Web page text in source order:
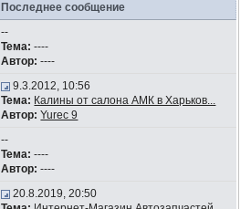
Последнее сообщение
--
Тема: ----
Автор: ----
9.3.2012, 10:56
Тема: Калины от салона АМК в Харьков...
Автор: Yurec 9
--
Тема: ----
Автор: ----
20.8.2019, 20:50